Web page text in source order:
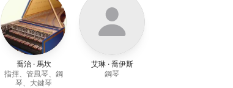
喬治 · 馬坎
指揮、管風琴、鋼
琴、大鍵琴
艾琳 · 喬伊斯
鋼琴